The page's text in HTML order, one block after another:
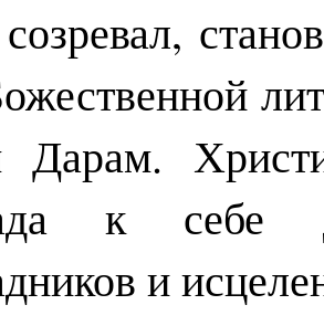
Дарам.
к себе
и